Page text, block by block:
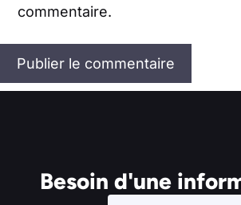
commentaire.
Besoin d'une